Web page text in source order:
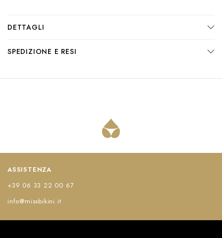
DETTAGLI
SPEDIZIONE E RESI
ASSISTENZA
+39 06 33 22 00 67
info@missbikini.it